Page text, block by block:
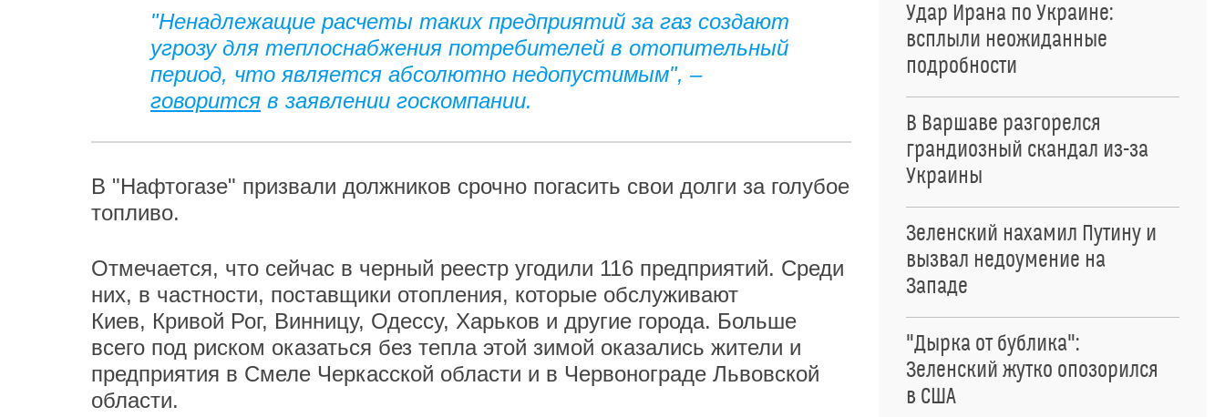
"Ненадлежащие расчеты таких предприятий за газ создают
угрозу для теплоснабжения потребителей в отопительный
период, что является абсолютно недопустимым", –
говорится в заявлении госкомпании.
В "Нафтогазе" призвали должников срочно погасить свои долги за голубое
топливо.
Отмечается, что сейчас в черный реестр угодили 116 предприятий. Среди
них, в частности, поставщики отопления, которые обслуживают
Киев, Кривой Рог, Винницу, Одессу, Харьков и другие города. Больше
всего под риском оказаться без тепла этой зимой оказались жители и
предприятия в Смеле Черкасской области и в Червонограде Львовской
области.
Удар Ирана по Украине:
всплыли неожиданные
подробности
В Варшаве разгорелся
грандиозный скандал из-за
Украины
Зеленский нахамил Путину и
вызвал недоумение на
Западе
"Дырка от бублика":
Зеленский жутко опозорился
в США